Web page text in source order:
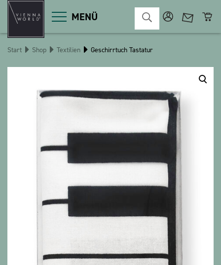
MENÜ
Produktgruppen
Diverses
Schlüsselanhänger
Schreibwaren
The Heart Bear
Start Shop Textilien Geschirrtuch Tastatur